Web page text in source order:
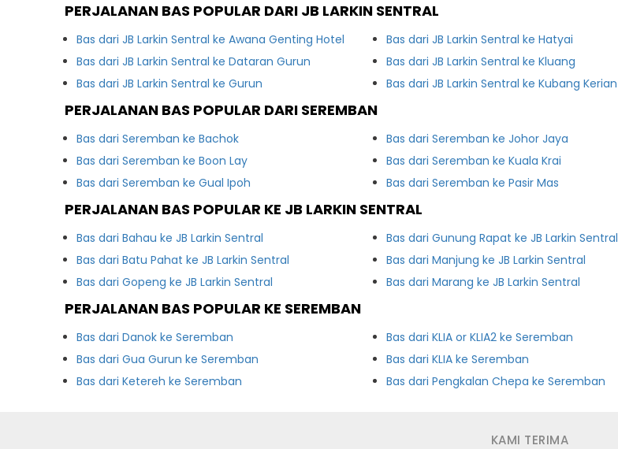
PERJALANAN BAS POPULAR DARI JB LARKIN SENTRAL
Bas dari JB Larkin Sentral ke Awana Genting Hotel
Bas dari JB Larkin Sentral ke Dataran Gurun
Bas dari JB Larkin Sentral ke Gurun
Bas dari JB Larkin Sentral ke Hatyai
Bas dari JB Larkin Sentral ke Kluang
Bas dari JB Larkin Sentral ke Kubang Kerian
PERJALANAN BAS POPULAR DARI SEREMBAN
Bas dari Seremban ke Bachok
Bas dari Seremban ke Boon Lay
Bas dari Seremban ke Gual Ipoh
Bas dari Seremban ke Johor Jaya
Bas dari Seremban ke Kuala Krai
Bas dari Seremban ke Pasir Mas
PERJALANAN BAS POPULAR KE JB LARKIN SENTRAL
Bas dari Bahau ke JB Larkin Sentral
Bas dari Batu Pahat ke JB Larkin Sentral
Bas dari Gopeng ke JB Larkin Sentral
Bas dari Gunung Rapat ke JB Larkin Sentral
Bas dari Manjung ke JB Larkin Sentral
Bas dari Marang ke JB Larkin Sentral
PERJALANAN BAS POPULAR KE SEREMBAN
Bas dari Danok ke Seremban
Bas dari Gua Gurun ke Seremban
Bas dari Ketereh ke Seremban
Bas dari KLIA or KLIA2 ke Seremban
Bas dari KLIA ke Seremban
Bas dari Pengkalan Chepa ke Seremban
KAMI TERIMA